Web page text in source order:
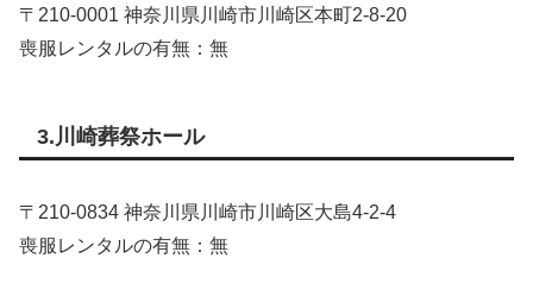
〒210-0001 神奈川県川崎市川崎区本町2-8-20
喪服レンタルの有無：無
3.川崎葬祭ホール
〒210-0834 神奈川県川崎市川崎区大島4-2-4
喪服レンタルの有無：無